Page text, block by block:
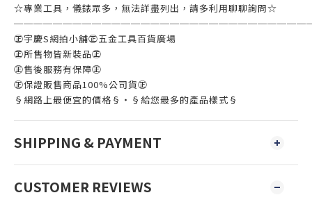
☆專業工具，儀錶眾多，無法詳盡列出，請多利用聊聊詢問☆
㊣宇慶S網拍小舖㊣五金工具百貨廣場
㊣所售物皆新裝品㊣
㊣售後服務有保障㊣
㊣保證販售商品100%公司貨㊣
§網路上最便宜的價格§‧§給您最多的產品樣式§
SHIPPING & PAYMENT
CUSTOMER REVIEWS